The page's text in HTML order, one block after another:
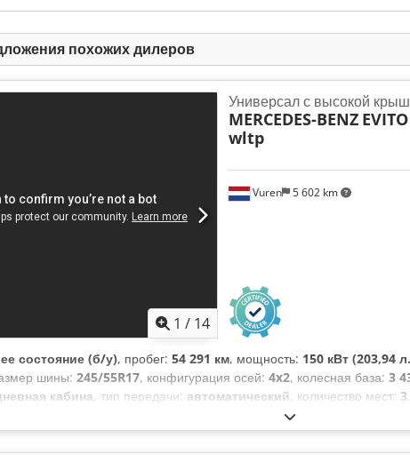
похожих дилеров
1 / 14
Vuren 5 602 km
Универсал с высокой
MERCEDES-BENZ
wltp
состояние (б/у), пробег: 54 291 км, мощность: 150 кВт (203,94
шины: 245/55R17, конфигурация осей: 4x2, колесная база: 3
кабина, тип передачи: автоматический, количество мест: 3
, ширина пространства
2021, Оборудование:ABS, Apple CarPlay, Блютуз,
система контроля тяги, центральный замок,